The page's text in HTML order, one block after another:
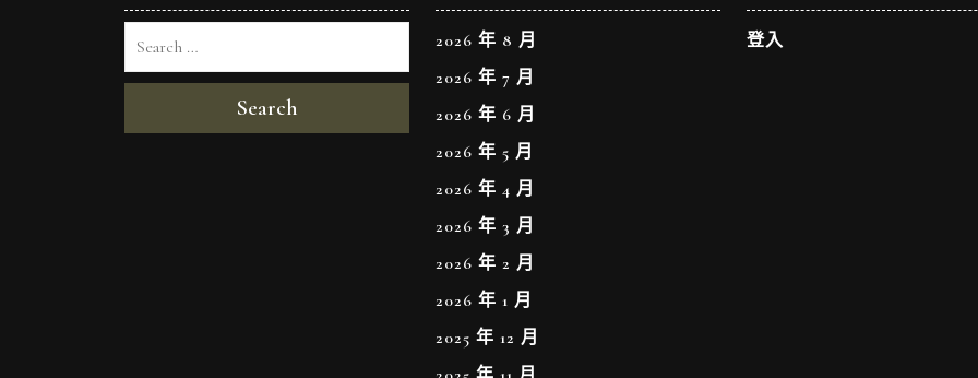
Search
2026 年 8 月
2026 年 7 月
2026 年 6 月
2026 年 5 月
2026 年 4 月
2026 年 3 月
2026 年 2 月
2026 年 1 月
2025 年 12 月
登入